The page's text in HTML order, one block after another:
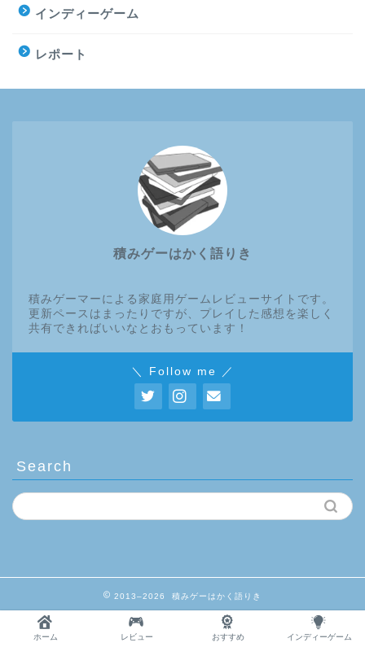
インディーゲーム
レポート
積みゲーはかく語りき
積みゲーマーによる家庭用ゲームレビューサイトです。
更新ペースはまったりですが、プレイした感想を楽しく
共有できればいいなとおもっています！
＼ Follow me ／
Search
2013–2026 積みゲーはかく語りき
ホーム レビュー おすすめ インディーゲーム